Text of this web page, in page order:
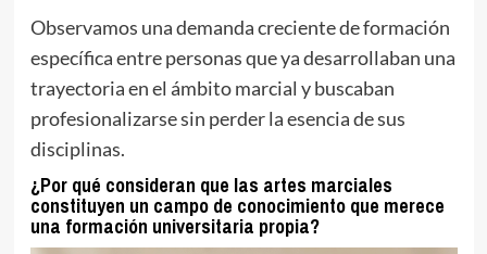
Observamos una demanda creciente de formación
específica entre personas que ya desarrollaban una
trayectoria en el ámbito marcial y buscaban
profesionalizarse sin perder la esencia de sus
disciplinas.
¿Por qué consideran que las artes marciales
constituyen un campo de conocimiento que merece
una formación universitaria propia?